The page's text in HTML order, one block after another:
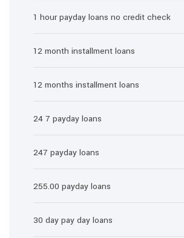
1 hour payday loans no credit check
12 month installment loans
12 months installment loans
24 7 payday loans
247 payday loans
255.00 payday loans
30 day pay day loans